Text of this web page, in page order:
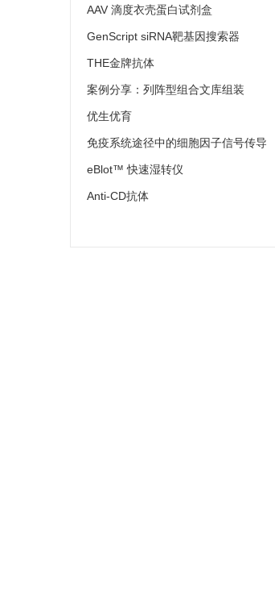
AAV 滴度衣壳蛋白试剂盒
GenScript siRNA靶基因搜索器
THE金牌抗体
案例分享：列阵型组合文库组装
优生优育
免疫系统途径中的细胞因子信号传导
eBlot™ 快速湿转仪
Anti-CD抗体